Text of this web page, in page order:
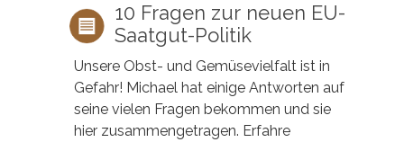
10 Fragen zur neuen EU-
Saatgut-Politik
Unsere Obst- und Gemüsevielfalt ist in
Gefahr! Michael hat einige Antworten auf
seine vielen Fragen bekommen und sie
hier zusammengetragen. Erfahre